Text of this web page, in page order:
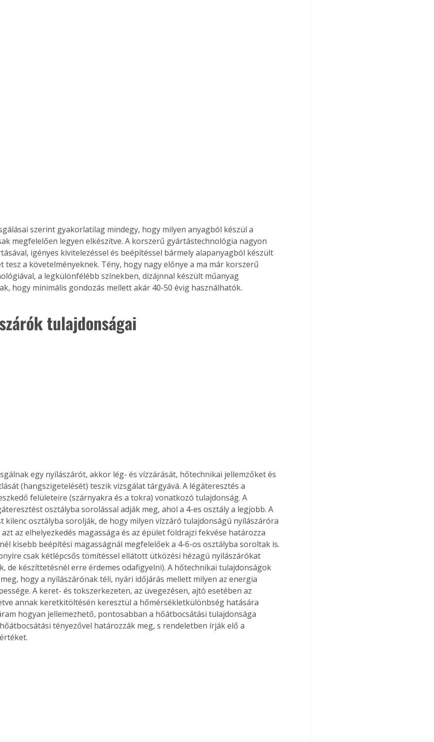
szerint gyakorlatilag mindegy, hogy milyen anyagból készül a
megfelelően legyen elkészítve. A korszerű gyártástechnológia nagyon
igényes kivitelezéssel és beépítéssel bármely alapanyagból készült
tesz a követelményeknek. Tény, hogy nagy előnye a ma már korszerű
a legkülönfélébb színekben, dizájnnal készült műanyag
hogy minimális gondozás mellett akár 40-50 évig használhatók.
tulajdonságai
egy nyílászárót, akkor lég- és vízzárását, hőtechnikai jellemzőket és
(hangszigetelését) teszik vizsgálat tárgyává. A légáteresztés a
felületeire (szárnyakra és a tokra) vonatkozó tulajdonság. A
osztályba sorolással adják meg, ahol a 4-es osztály a legjobb. A
kilenc osztályba sorolják, de hogy milyen vízzáró tulajdonságú nyílászáróra
az elhelyezkedés magassága és az épület földrajzi fekvése határozza
kisebb beépítési magasságnál megfelelőek a 4-6-os osztályba soroltak is.
csak kétlépcsős tömítéssel ellátott ütközési hézagú nyílászárókat
de készíttetésnél erre érdemes odafigyelni). A hőtechnikai tulajdonságok
hogy a nyílászárónak téli, nyári időjárás mellett milyen az energia
A keret- és tokszerkezeten, az üvegezésen, ajtó esetében az
annak keretkitöltésén keresztül a hőmérsékletkülönbség hatására
hogyan jellemezhető, pontosabban a hőátbocsátási tulajdonsága
tényezővel határozzák meg, s rendeletben írják elő a